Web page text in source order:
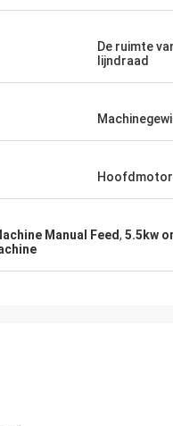
De ruimte
lijndraad
Hoofdmotor
Manual Feed, 5.5kw